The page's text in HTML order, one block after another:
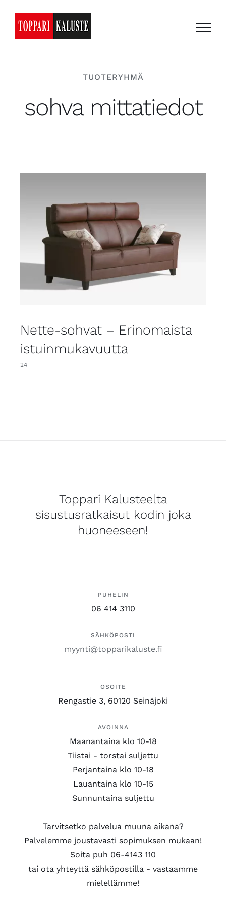
content
TUOTERYHMÄ
sohva mittatiedot
Nette-sohvat – Erinomaista
istuinmukavuutta
24
Toppari Kalusteelta
sisustusratkaisut kodin joka
huoneeseen!
PUHELIN
06 414 3110
SÄHKÖPOSTI
myynti@topparikaluste.fi
OSOITE
Rengastie 3, 60120 Seinäjoki
AVOINNA
Maanantaina klo 10-18
Tiistai - torstai suljettu
Perjantaina klo 10-18
Lauantaina klo 10-15
Sunnuntaina suljettu
Tarvitsetko palvelua muuna aikana?
Palvelemme joustavasti sopimuksen mukaan!
Soita puh 06-4143 110
tai ota yhteyttä sähköpostilla - vastaamme
mielellämme!